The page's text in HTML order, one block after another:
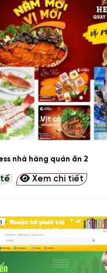
nhà hàng quán ăn 2
Xem chi tiết